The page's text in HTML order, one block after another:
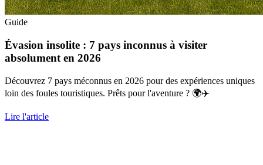
Guide
Évasion insolite : 7 pays inconnus à visiter
absolument en 2026
Découvrez 7 pays méconnus en 2026 pour des expériences uniques
loin des foules touristiques. Prêts pour l'aventure ? 🌍✈️
Lire l'article